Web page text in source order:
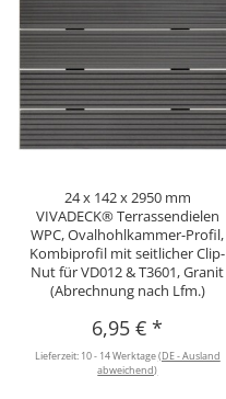
24 x 142 x 2950 mm
VIVADECK® Terrassendielen
WPC, Ovalhohlkammer-Profil,
Kombiprofil mit seitlicher Clip-
Nut für VD012 & T3601, Granit
(Abrechnung nach Lfm.)
6,95 €*
Lieferzeit: 10 - 14 Werktage(DE - Ausland
abweichend)